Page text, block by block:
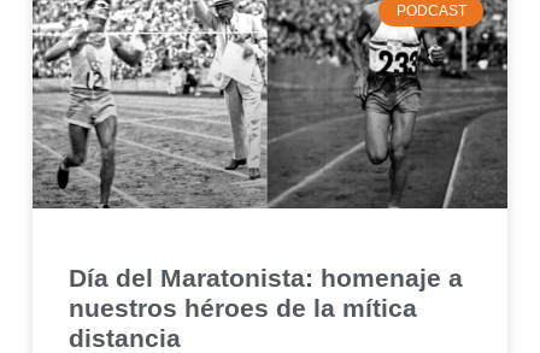
PODCAST
Día del Maratonista: homenaje a
nuestros héroes de la mítica
distancia